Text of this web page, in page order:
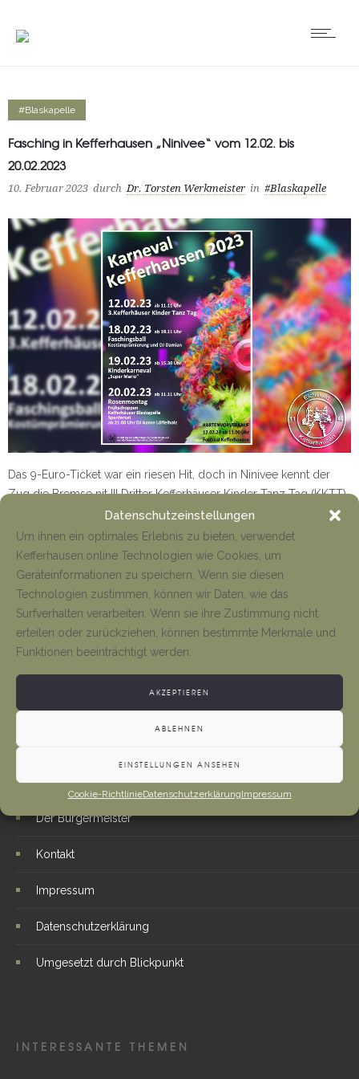
Datenschutzeinstellungen
Um ihnen ein optimales Erlebnis zu bieten, verwendet
Kefferhausen.online Technologien wie Cookies, um
Geräteinformationen zu speichern. Wenn sie diesen
Technologien zustimmen, können wir Daten, wie das
Surfverhalten verarbeiten. Wenn sie ihre Zustimmung nicht
erteilen oder zurückziehen, können bestimmte Merkmale und
Funktionen beeinträchtigt werden.
AKZEPTIEREN
ABLEHNEN
EINSTELLUNGEN ANSEHEN
Cookie-RichtlinieDatenschutzerklärungImpressum
#Blaskapelle
Fasching in Kefferhausen „Ninivee“ vom 12.02. bis
20.02.2023
10. Februar 2023 durch Dr. Torsten Werkmeister in #Blaskapelle
Das 9-Euro-Ticket war ein riesen Hit, doch in Ninivee kennt der
Zug die Bremse nit !!! Dritter Kefferhäuser Kinder Tanz Tag (KKTT)
am Sonntag 12.02.23, ab 11 Uhr lockerer Frühschoppen
Mehr
WEITERE LINKS
Der Bürgermeister
Kontakt
Impressum
Datenschutzerklärung
Umgesetzt durch Blickpunkt
INTERESSANTE THEMEN